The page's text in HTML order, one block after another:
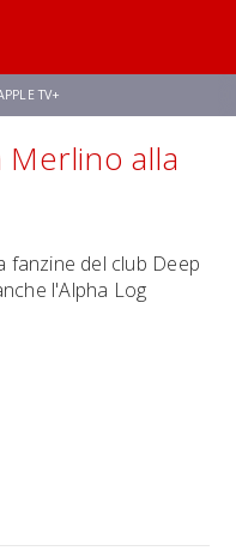
TV+
AVENGERS: DOOMSDAY
Merlino alla
fanzine del club Deep
l'Alpha Log